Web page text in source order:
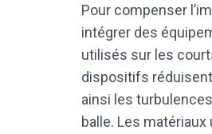
Pour compenser
intégrer des
utilisés sur les
dispositifs
ainsi les
balle. Les matériaux